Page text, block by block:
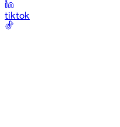
tiktok